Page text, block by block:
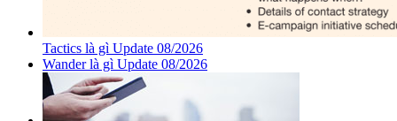
Tactics là gì Update 08/2026
Wander là gì Update 08/2026